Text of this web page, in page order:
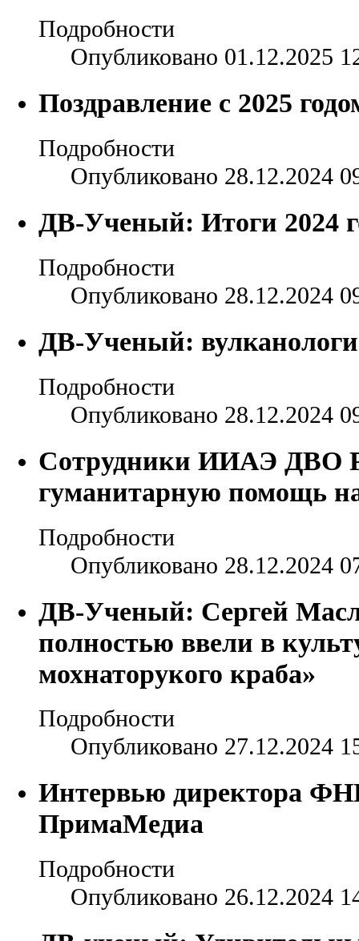
Подробности
Опубликовано 01.12.2025
Поздравление с 2025
Подробности
Опубликовано 28.12.2024
ДВ-Ученый: Итоги 2024
Подробности
Опубликовано 28.12.2024
ДВ-Ученый:
Подробности
Опубликовано 28.12.2024
Сотрудники ИИАЭ ДВО
гуманитарную помощь
Подробности
Опубликовано 28.12.2024
ДВ-Ученый: Сергей
полностью ввели в
мохнаторукого краба»
Подробности
Опубликовано 27.12.2024
Интервью директора
ПримаМедиа
Подробности
Опубликовано 26.12.2024